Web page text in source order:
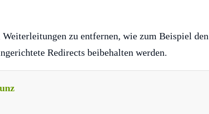
zu entfernen, wie zum Beispiel den
Redirects beibehalten werden.